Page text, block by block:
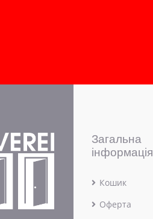
Загальна
інформація
Кошик
Оферта